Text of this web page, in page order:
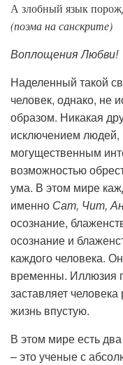
А злобный язык
(поэма на санскрите)
Воплощения Любви!
Наделенный такой
человек, однако, не
образом. Никакая
исключением людей,
могущественным
возможностью
ума. В этом мире
именно Сат, Чит,
осознание,
осознание и
каждого человека.
временны. Иллюзия
заставляет
жизнь впустую.
В этом мире есть
– это ученые с